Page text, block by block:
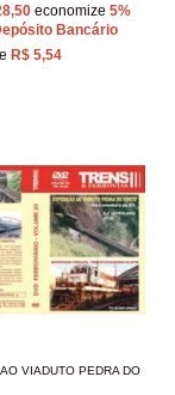
economize 5%
Bancário
R$ 5,54
VIADUTO PEDRA DO